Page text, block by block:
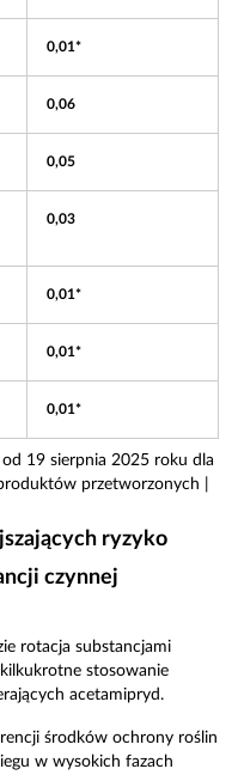
0,01*
0,06
0,05
0,03
0,01*
0,01*
0,01*
19 sierpnia 2025 roku dla
przetworzonych |
ryzyko
czynnej
rotacja substancjami
stosowanie
acetamipryd.
środków ochrony roślin
w wysokich fazach